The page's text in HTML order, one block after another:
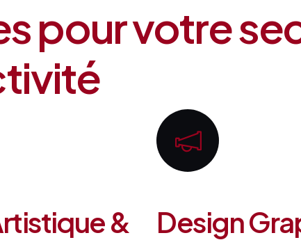
pour votre
&
Design